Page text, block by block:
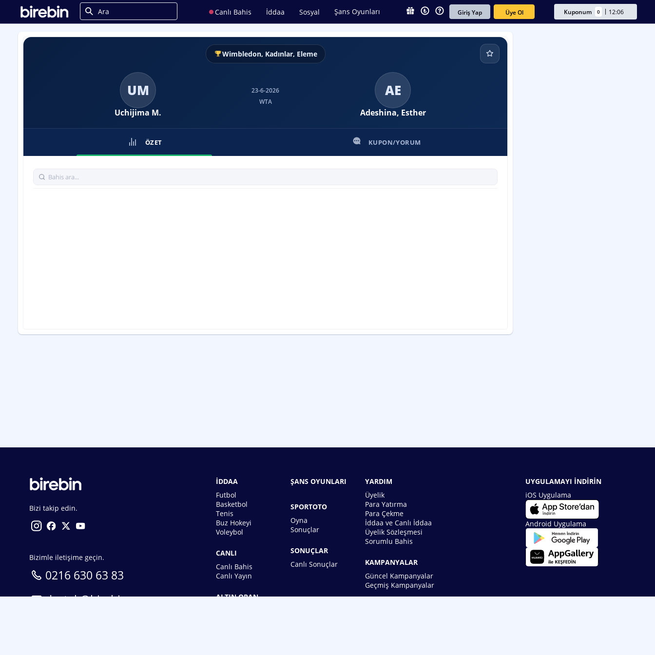
Canlı Bahis İddaa Sosyal Şans Oyunları Giriş Yap Üye Ol Kuponum 0 12:06
Wimbledon, Kadınlar, Eleme
UM
Uchijima M.
23-6-2026
WTA
AE
Adeshina, Esther
ÖZET KUPON/YORUM
Bizi takip edin.
Bizimle iletişime geçin.
0216 630 63 83
destek@birebin.com
İDDAA
Futbol
Basketbol
Tenis
Buz Hokeyi
Voleybol
CANLI
Canlı Bahis
Canlı Yayın
ALTIN ORAN
ŞANS OYUNLARI
SPORTOTO
Oyna
Sonuçlar
SONUÇLAR
Canlı Sonuçlar
YARDIM
Üyelik
Para Yatırma
Para Çekme
İddaa ve Canlı İddaa
Üyelik Sözleşmesi
Sorumlu Bahis
KAMPANYALAR
Güncel Kampanyalar
Geçmiş Kampanyalar
UYGULAMAYI İNDİRİN
iOS Uygulama
Android Uygulama